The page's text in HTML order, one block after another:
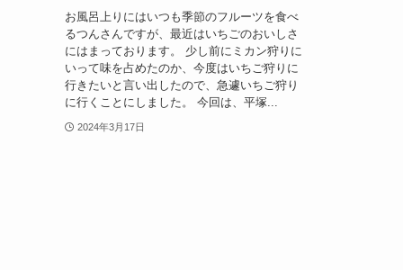
お風呂上りにはいつも季節のフルーツを食べ
るつんさんですが、最近はいちごのおいしさ
にはまっております。 少し前にミカン狩りに
いって味を占めたのか、今度はいちご狩りに
行きたいと言い出したので、急遽いちご狩り
に行くことにしました。 今回は、平塚...
2024年3月17日